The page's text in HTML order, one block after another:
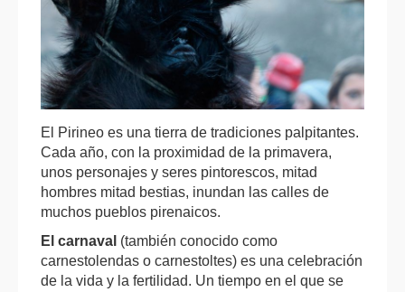
El Pirineo es una tierra de tradiciones palpitantes.
Cada año, con la proximidad de la primavera,
unos personajes y seres pintorescos, mitad
hombres mitad bestias, inundan las calles de
muchos pueblos pirenaicos.
El carnaval (también conocido como
carnestolendas o carnestoltes) es una celebración
de la vida y la fertilidad. Un tiempo en el que se